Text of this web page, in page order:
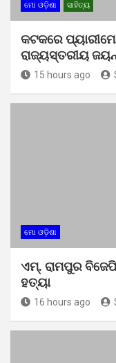
ମୋ ଓଡ଼ିଶା ସାହିତ୍ୟ
କଟକରେ
ରାଜ୍ୟସ୍ତରୀୟ
15 hours ago
ମୋ ଓଡ଼ିଶା
ଏମ୍. ରାମପୁର
ହତ୍ୟା
16 hours ago